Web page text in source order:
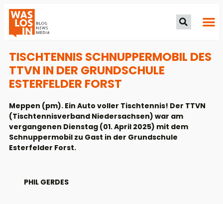
TISCHTENNIS SCHNUPPERMOBIL DES
TTVN IN DER GRUNDSCHULE
ESTERFELDER FORST
Meppen (pm). Ein Auto voller Tischtennis! Der TTVN
(Tischtennisverband Niedersachsen) war am
vergangenen Dienstag (01. April 2025) mit dem
Schnuppermobil zu Gast in der Grundschule
Esterfelder Forst.
PHIL GERDES